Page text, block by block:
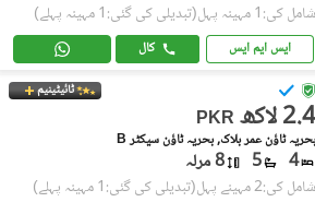
شامل کی:1 مہینہ پہل (تبدیلی کی گئی:1 مہینہ پہلے)
ایس ایم ایس کال
ٹائیٹینیم
PKR 2.4 لاکھ
بحریہ ٹاؤن عمر بلاک, بحریہ ٹاؤن سیکٹر B
4
5 8 مرلہ
شامل کی:2 مہینے پہل (تبدیلی کی گئی:1 مہینہ پہلے)